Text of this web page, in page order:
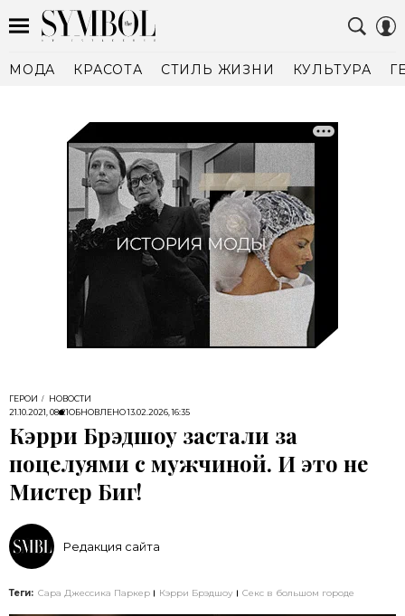
МОДА КРАСОТА СТИЛЬ ЖИЗНИ КУЛЬТУРА
ГЕРОИ
НОВОСТИ
21.10.2021, 08:21ОБНОВЛЕНО13.02.2026, 16:35
Кэрри Брэдшоу застали за
поцелуями с мужчиной. И это не
Мистер Биг!
Редакция сайта
Теги: Сара Джессика Паркер Кэрри Брэдшоу Секс в большом городе